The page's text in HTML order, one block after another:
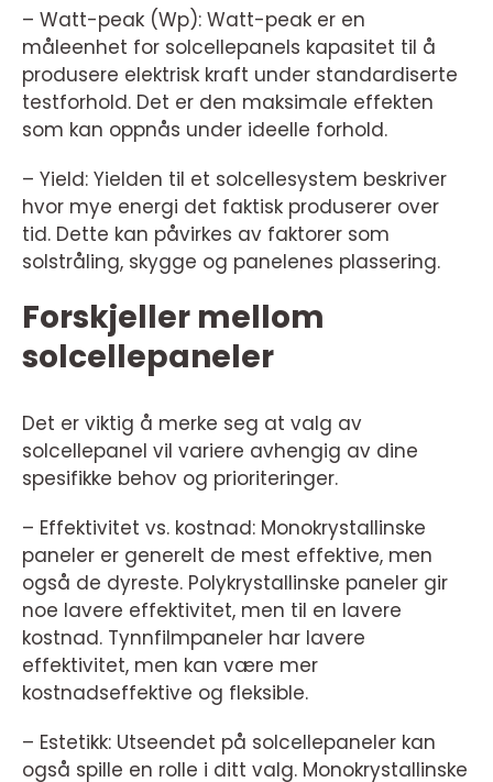
– Watt-peak (Wp): Watt-peak er en
måleenhet for solcellepanels kapasitet til å
produsere elektrisk kraft under standardiserte
testforhold. Det er den maksimale effekten
som kan oppnås under ideelle forhold.
– Yield: Yielden til et solcellesystem beskriver
hvor mye energi det faktisk produserer over
tid. Dette kan påvirkes av faktorer som
solstråling, skygge og panelenes plassering.
Forskjeller mellom
solcellepaneler
Det er viktig å merke seg at valg av
solcellepanel vil variere avhengig av dine
spesifikke behov og prioriteringer.
– Effektivitet vs. kostnad: Monokrystallinske
paneler er generelt de mest effektive, men
også de dyreste. Polykrystallinske paneler gir
noe lavere effektivitet, men til en lavere
kostnad. Tynnfilmpaneler har lavere
effektivitet, men kan være mer
kostnadseffektive og fleksible.
– Estetikk: Utseendet på solcellepaneler kan
også spille en rolle i ditt valg. Monokrystallinske